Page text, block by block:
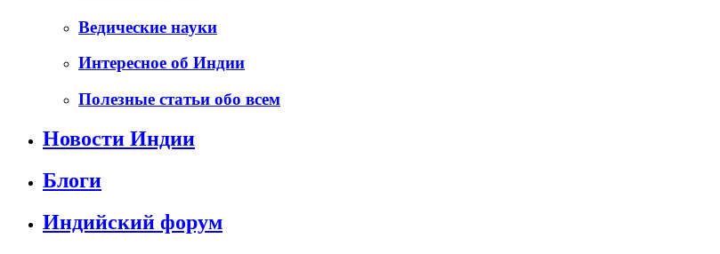
Ведические науки
Интересное об Индии
Полезные статьи обо всем
Новости Индии
Блоги
Индийский форум